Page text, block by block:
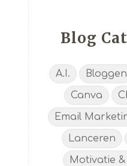
Blog
A.I. Bloggen
Canva
Email
Lanceren
Motivatie